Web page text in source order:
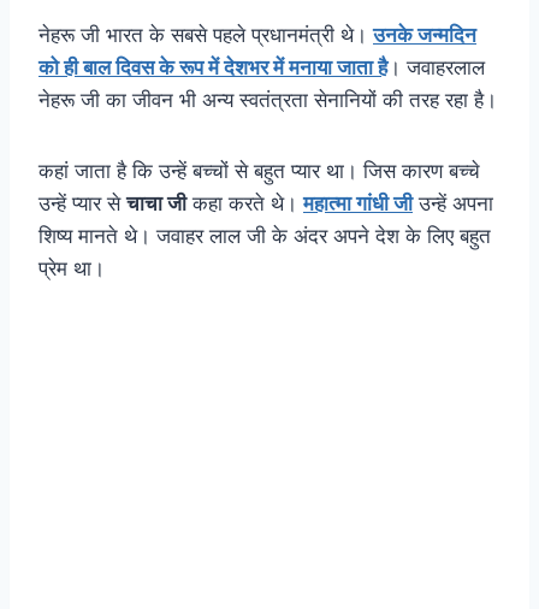
नेहरू जी भारत के सबसे पहले प्रधानमंत्री थे।उनके जन्मदिन
को ही बाल दिवस के रूप में देशभर में मनाया जाता है। जवाहरलाल
नेहरू जी का जीवन भी अन्य स्वतंत्रता सेनानियों की तरह रहा है।
कहां जाता है कि उन्हें बच्चों से बहुत प्यार था। जिस कारण बच्चे
उन्हें प्यार सेचाचा जीकहा करते थे।महात्मा गांधी जीउन्हें अपना
शिष्य मानते थे। जवाहर लाल जी के अंदर अपने देश के लिए बहुत
प्रेम था।